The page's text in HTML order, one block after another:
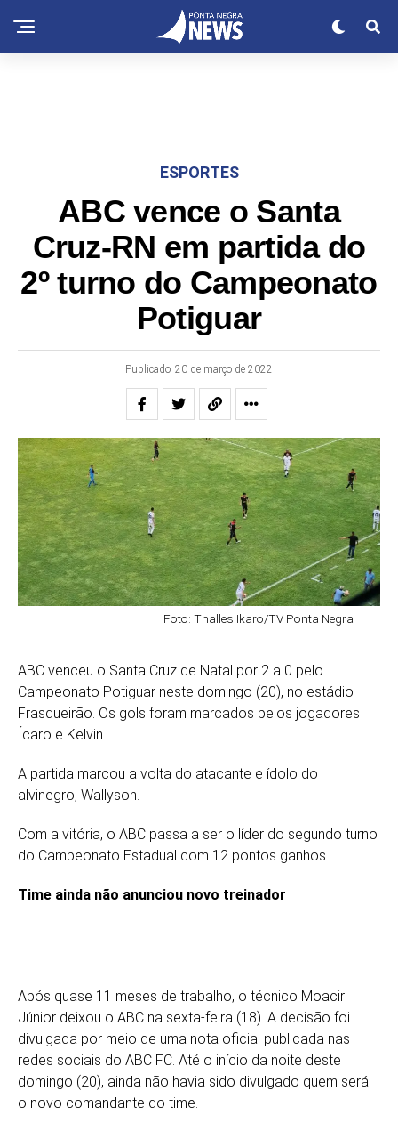
ESPORTES
ABC vence o Santa
Cruz-RN em partida do
2º turno do Campeonato
Potiguar
Publicado 20 de março de 2022
Foto: Thalles Ikaro/TV Ponta Negra
ABC venceu o Santa Cruz de Natal por 2 a 0 pelo
Campeonato Potiguar neste domingo (20), no estádio
Frasqueirão. Os gols foram marcados pelos jogadores
Ícaro e Kelvin.
A partida marcou a volta do atacante e ídolo do
alvinegro, Wallyson.
Com a vitória, o ABC passa a ser o líder do segundo turno
do Campeonato Estadual com 12 pontos ganhos.
Time ainda não anunciou novo treinador
Após quase 11 meses de trabalho, o técnico Moacir
Júnior deixou o ABC na sexta-feira (18). A decisão foi
divulgada por meio de uma nota oficial publicada nas
redes sociais do ABC FC. Até o início da noite deste
domingo (20), ainda não havia sido divulgado quem será
o novo comandante do time.